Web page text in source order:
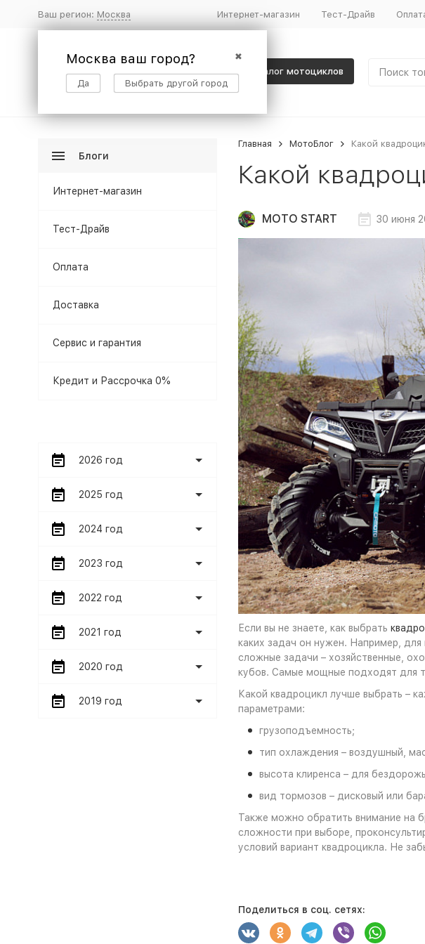
Ваш регион: Москва
✖
Москва ваш город?
Да Выбрать другой город
Интернет-магазин Тест-Драйв
Каталог мотоциклов
Главная МотоБлог Какой
Какой
MOTO START 30 июня
Если вы не знаете, как выбрать
каких задач он нужен. Например,
сложные задачи – хозяйственные,
кубов. Самые мощные подходят для
Какой квадроцикл лучше выбрать –
параметрами:
грузоподъемность;
тип охлаждения – воздушный,
высота клиренса – для
вид тормозов – дисковый или
Также можно обратить внимание на
сложности при выборе,
условий вариант квадроцикла. Не
Поделиться в соц. сетях:
Блоги
Интернет-магазин
Тест-Драйв
Оплата
Доставка
Сервис и гарантия
Кредит и Рассрочка 0%
2026 год
2025 год
2024 год
2023 год
2022 год
2021 год
2020 год
2019 год